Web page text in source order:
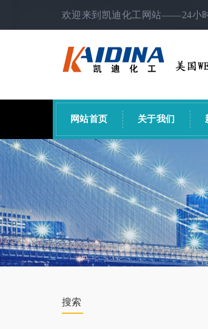
欢迎来到凯迪化工网站——24小
网站首页 关于我们
搜索